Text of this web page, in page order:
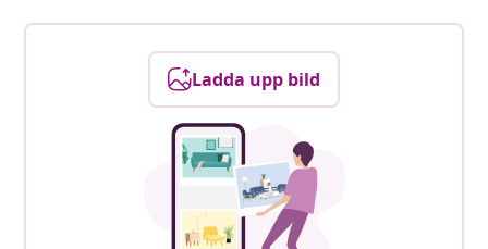
Ladda upp bild